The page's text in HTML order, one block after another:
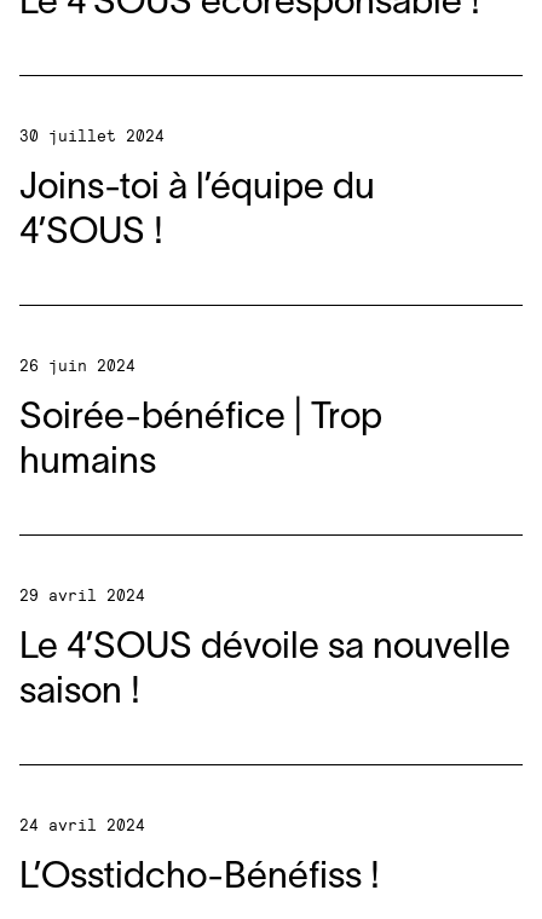
30 juillet 2024
Joins-toi à l’équipe du
4’SOUS !
26 juin 2024
Soirée-bénéfice | Trop
humains
29 avril 2024
Le 4’SOUS dévoile sa nouvelle
saison !
24 avril 2024
L’Osstidcho-Bénéfiss !